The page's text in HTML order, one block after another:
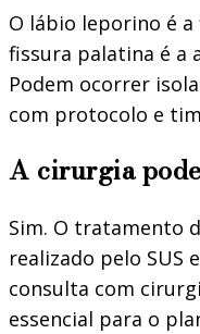
O lábio leporino é
fissura palatina é a
Podem ocorrer
com protocolo e
A cirurgia
Sim. O tratamento
realizado pelo SUS
consulta com
essencial para o